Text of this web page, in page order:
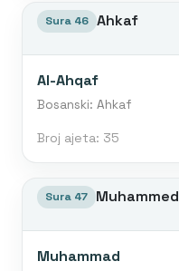
Sura 46 Ahkaf
Al-Ahqaf
Bosanski: Ahkaf
Broj ajeta: 35
Sura 47 Muhammed
Muhammad